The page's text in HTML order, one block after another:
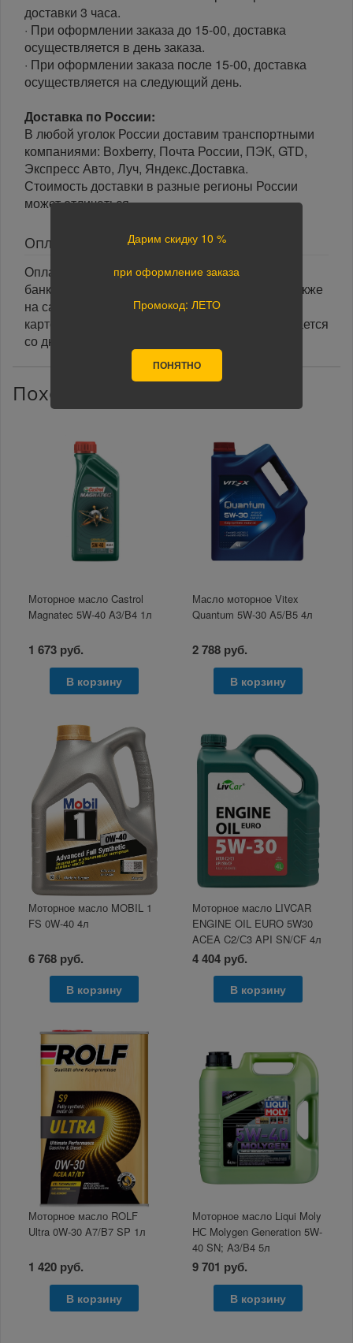
доставки 3 часа.
· При оформлении заказа до 15-00, доставка
осуществляется в день заказа.
· При оформлении заказа после 15-00, доставка
осуществляется на следующий день.
Доставка по России:
В любой уголок России доставим транспортными
компаниями: Boxberry, Почта России, ПЭК, GTD,
Экспресс Авто, Луч, Яндекс.Доставка.
Стоимость доставки в разные регионы России
может отличаться.
Оплата
Оплата заказа осуществляется наличными или
банковской картой курьеру при получении, а также
на сайте при оформлении заказа. При оплате
картой на сайте указанный срок доставки считается
со дня поступления оплаты.
Похожие товары
Моторное масло Castrol
Magnatec 5W-40 A3/B4 1л
1 673 руб.
В корзину
Масло моторное Vitex
Quantum 5W-30 A5/B5 4л
2 788 руб.
В корзину
Моторное масло MOBIL 1
FS 0W-40 4л
6 768 руб.
В корзину
Моторное масло LIVCAR
ENGINE OIL EURO 5W30
ACEA C2/С3 API SN/CF 4л
4 404 руб.
В корзину
Моторное масло ROLF
Ultra 0W-30 A7/B7 SP 1л
1 420 руб.
В корзину
Моторное масло Liqui Moly
НС Molygen Generation 5W-
40 SN; A3/B4 5л
9 701 руб.
В корзину
Дарим скидку 10 %
при оформление заказа
Промокод: ЛЕТО
ПОНЯТНО